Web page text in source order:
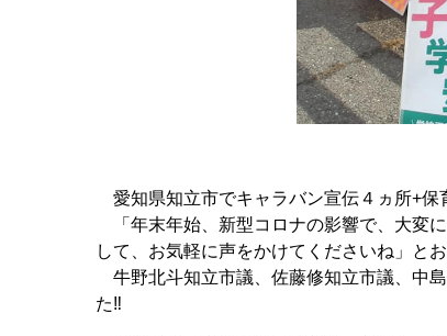
愛知県知立市でキャラバン宣伝４ヵ所+保
「年末年始、新型コロナの影響で、大変
して、お気軽に声をかけてくださいね」と
牛野北斗知立市議、佐藤修知立市議、中
た‼️